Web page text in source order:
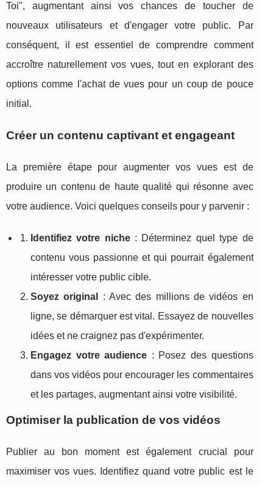
Toi", augmentant ainsi vos chances de toucher de
nouveaux utilisateurs et d'engager votre public. Par
conséquent, il est essentiel de comprendre comment
accroître naturellement vos vues, tout en explorant des
options comme l'achat de vues pour un coup de pouce
initial.
Créer un contenu captivant et engageant
La première étape pour augmenter vos vues est de
produire un contenu de haute qualité qui résonne avec
votre audience. Voici quelques conseils pour y parvenir :
Identifiez votre niche: Déterminez quel type de
contenu vous passionne et qui pourrait également
intéresser votre public cible.
Soyez original
: Avec des millions de vidéos en
ligne, se démarquer est vital. Essayez de nouvelles
idées et ne craignez pas d'expérimenter.
Engagez votre audience : Posez des questions
dans vos vidéos pour encourager les commentaires
et les partages, augmentant ainsi votre visibilité.
Optimiser la publication de vos vidéos
Publier au bon moment est également crucial pour
maximiser vos vues. Identifiez quand votre public est le